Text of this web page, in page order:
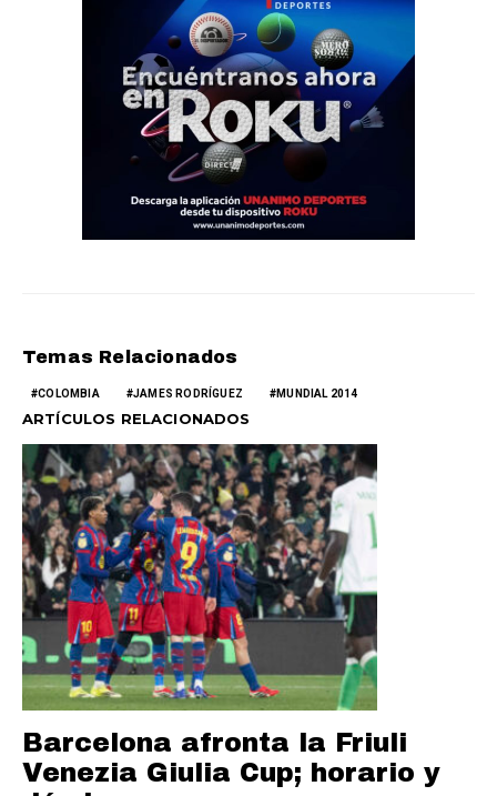
Temas Relacionados
COLOMBIA JAMES RODRÍGUEZ MUNDIAL 2014
ARTÍCULOS RELACIONADOS
Barcelona afronta la Friuli
Venezia Giulia Cup; horario y